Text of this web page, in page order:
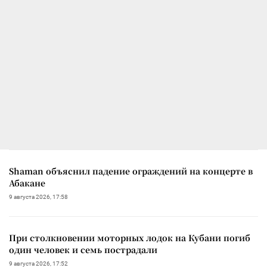
Shaman объяснил падение ограждений на концерте в
Абакане
9 августа 2026, 17:58
При столкновении моторных лодок на Кубани погиб
один человек и семь пострадали
9 августа 2026, 17:52